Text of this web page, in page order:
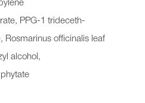
PPG-1 trideceth-
Rosmarinus officinalis leaf
alcohol,